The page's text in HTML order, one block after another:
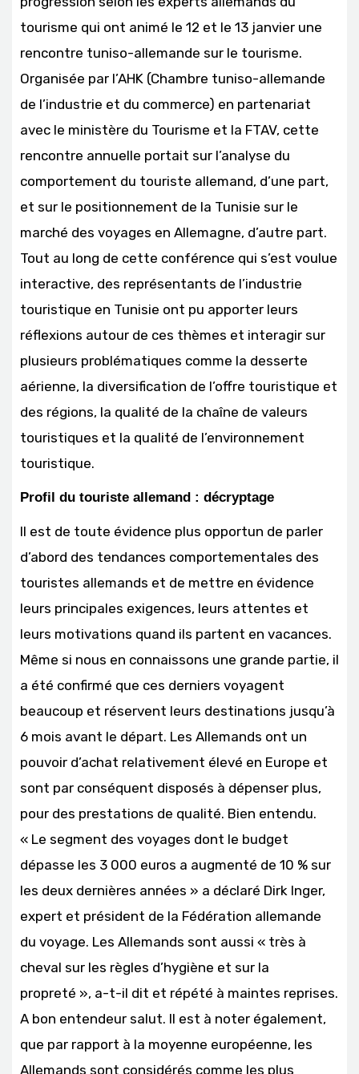
tourisme qui ont animé le 12 et le 13 janvier une
rencontre tuniso-allemande sur le tourisme.
Organisée par l’AHK (Chambre tuniso-allemande
de l’industrie et du commerce) en partenariat
avec le ministère du Tourisme et la FTAV, cette
rencontre annuelle portait sur l’analyse du
comportement du touriste allemand, d’une part,
et sur le positionnement de la Tunisie sur le
marché des voyages en Allemagne, d’autre part.
Tout au long de cette conférence qui s’est voulue
interactive, des représentants de l’industrie
touristique en Tunisie ont pu apporter leurs
réflexions autour de ces thèmes et interagir sur
plusieurs problématiques comme la desserte
aérienne, la diversification de l’offre touristique et
des régions, la qualité de la chaîne de valeurs
touristiques et la qualité de l’environnement
touristique.
Profil du touriste allemand : décryptage
Il est de toute évidence plus opportun de parler
d’abord des tendances comportementales des
touristes allemands et de mettre en évidence
leurs principales exigences, leurs attentes et
leurs motivations quand ils partent en vacances.
Même si nous en connaissons une grande partie, il
a été confirmé que ces derniers voyagent
beaucoup et réservent leurs destinations jusqu’à
6 mois avant le départ. Les Allemands ont un
pouvoir d’achat relativement élevé en Europe et
sont par conséquent disposés à dépenser plus,
pour des prestations de qualité. Bien entendu.
« Le segment des voyages dont le budget
dépasse les 3 000 euros a augmenté de 10 % sur
les deux dernières années » a déclaré Dirk Inger,
expert et président de la Fédération allemande
du voyage. Les Allemands sont aussi « très à
cheval sur les règles d’hygiène et sur la
propreté », a-t-il dit et répété à maintes reprises.
A bon entendeur salut. Il est à noter également,
que par rapport à la moyenne européenne, les
Allemands sont considérés comme les plus